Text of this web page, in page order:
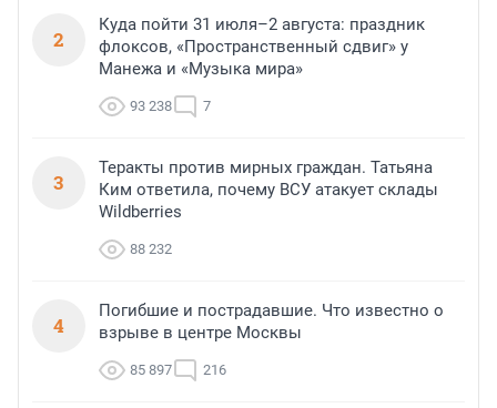
2
Куда пойти 31 июля–2 августа: праздник
флоксов, «Пространственный сдвиг» у
Манежа и «Музыка мира»
93 238 7
3
Теракты против мирных граждан. Татьяна
Ким ответила, почему ВСУ атакует склады
Wildberries
88 232
4
Погибшие и пострадавшие. Что известно о
взрыве в центре Москвы
85 897 216